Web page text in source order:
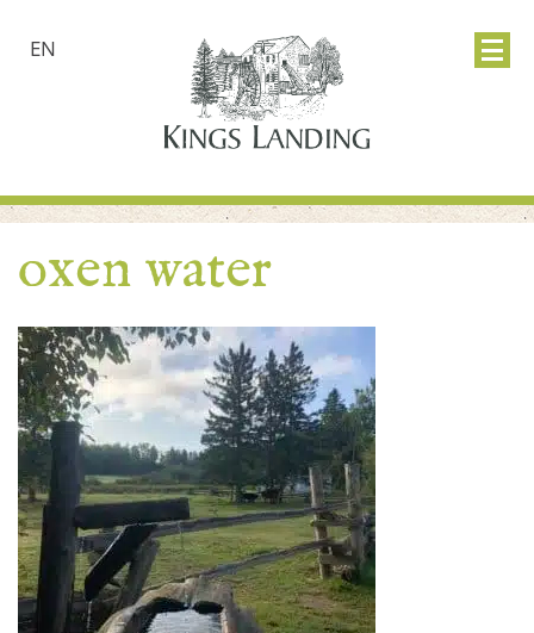
EN
oxen water